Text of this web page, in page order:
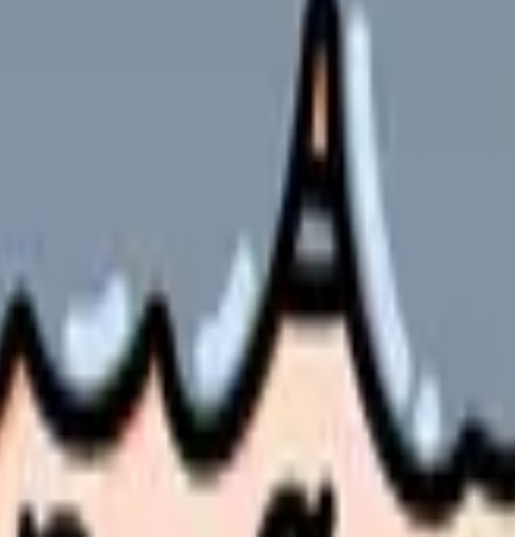
最新条件は公的機関・勤務先・各サービス公式情報もあ
る24時間対応体制の重要性が高まっています。
インをご紹介します。
能な24時間対応体制の実現を支援します。